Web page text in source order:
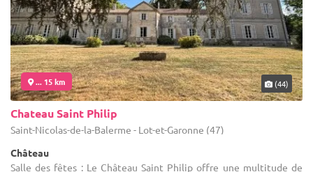
... 15 km (44)
Chateau Saint Philip
Saint-Nicolas-de-la-Balerme - Lot-et-Garonne (47)
Château
Salle des fêtes : Le Château Saint Philip offre une multitude de